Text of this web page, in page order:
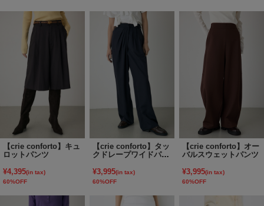
【crie conforto】キュ
ロットパンツ
¥4,395(in tax)
60%OFF
【crie conforto】タッ
クドレープワイドパン
¥3,995(in tax)
60%OFF
【crie conforto】オー
バルスウェットパンツ
¥3,995(in tax)
60%OFF